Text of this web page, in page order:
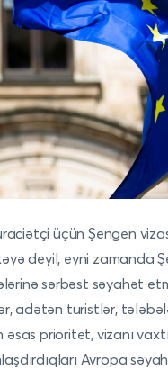
üçün Şengen
deyil, eyni zamanda
sərbəst səyahət
adətən turistlər,
prioritet, vizanı
Avropa